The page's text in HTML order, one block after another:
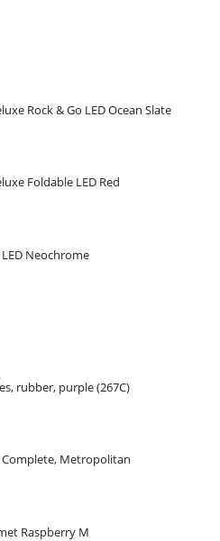
Rock & Go LED Ocean Slate
Foldable LED Red
Neochrome
rubber, purple (267C)
Complete, Metropolitan
Raspberry M